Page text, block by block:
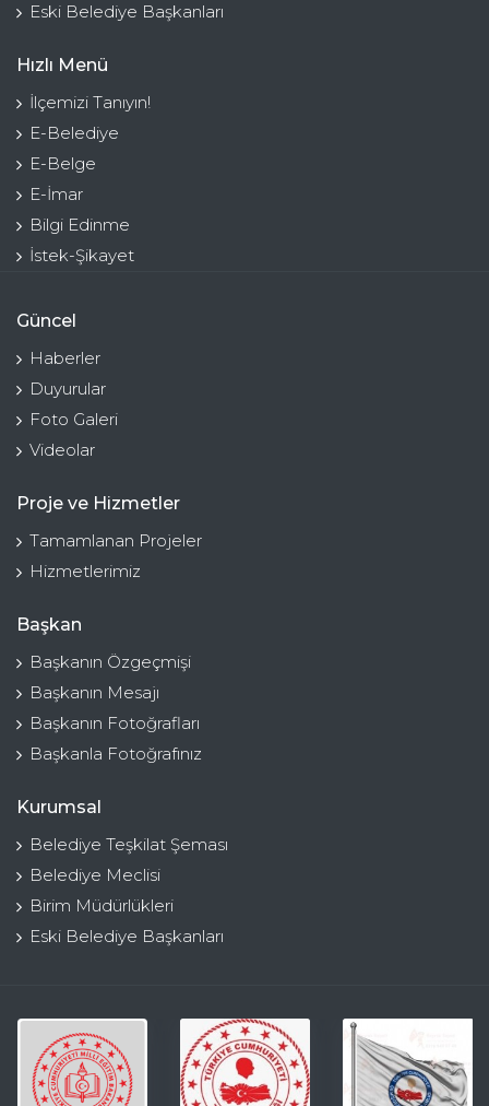
Eski Belediye Başkanları
Hızlı Menü
İlçemizi Tanıyın!
E-Belediye
E-Belge
E-İmar
Bilgi Edinme
İstek-Şikayet
Güncel
Haberler
Duyurular
Foto Galeri
Videolar
Proje ve Hizmetler
Tamamlanan Projeler
Hizmetlerimiz
Başkan
Başkanın Özgeçmişi
Başkanın Mesajı
Başkanın Fotoğrafları
Başkanla Fotoğrafınız
Kurumsal
Belediye Teşkilat Şeması
Belediye Meclisi
Birim Müdürlükleri
Eski Belediye Başkanları